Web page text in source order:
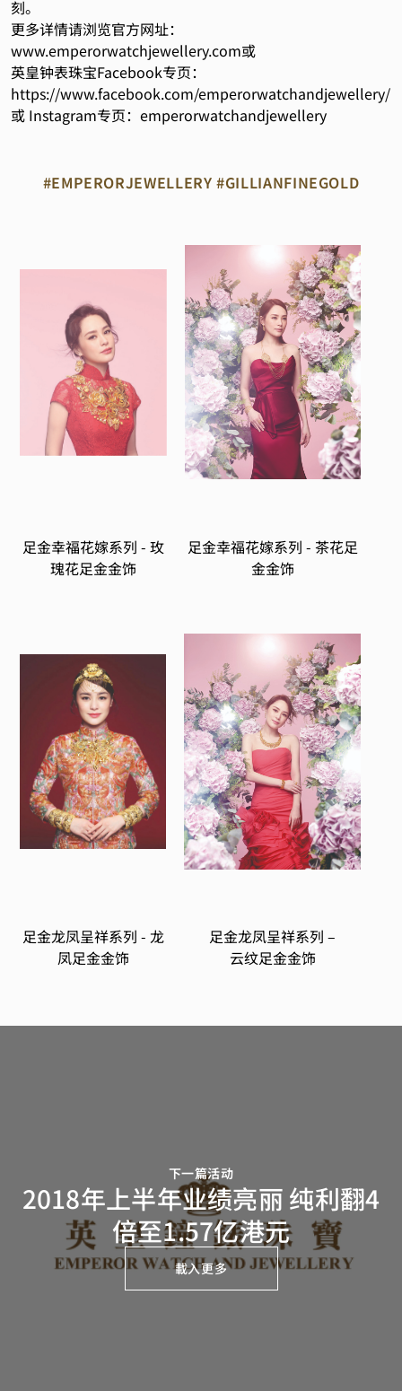
刻。
更多详情请浏览官方网址：
www.emperorwatchjewellery.com或
英皇钟表珠宝Facebook专页：
https://www.facebook.com/emperorwatchandjewellery/
或 Instagram专页： emperorwatchandjewellery
#EMPERORJEWELLERY #GILLIANFINEGOLD
足金幸福花嫁系列 - 玫
瑰花足金金饰
足金幸福花嫁系列 - 茶花足
金金饰
足金龙凤呈祥系列 - 龙
凤足金金饰
足金龙凤呈祥系列 –
云纹足金金饰
下一篇活动
2018年上半年业绩亮丽 纯利翻4
倍至1.57亿港元
載入更多